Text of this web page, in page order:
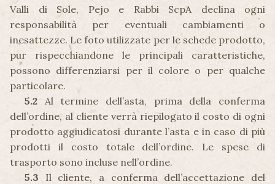
Valli di Sole, Pejo e Rabbi ScpA declina ogni
responsabilità per eventuali cambiamenti o
inesattezze. Le foto utilizzate per le schede prodotto,
pur rispecchiandone le principali caratteristiche,
possono differenziarsi per il colore o per qualche
particolare.
5.2 Al termine dell’asta, prima della conferma
dell’ordine, al cliente verrà riepilogato il costo di ogni
prodotto aggiudicatosi durante l’asta e in caso di più
prodotti il costo totale dell’ordine. Le spese di
trasporto sono incluse nell’ordine.
5.3 Il cliente, a conferma dell’accettazione del